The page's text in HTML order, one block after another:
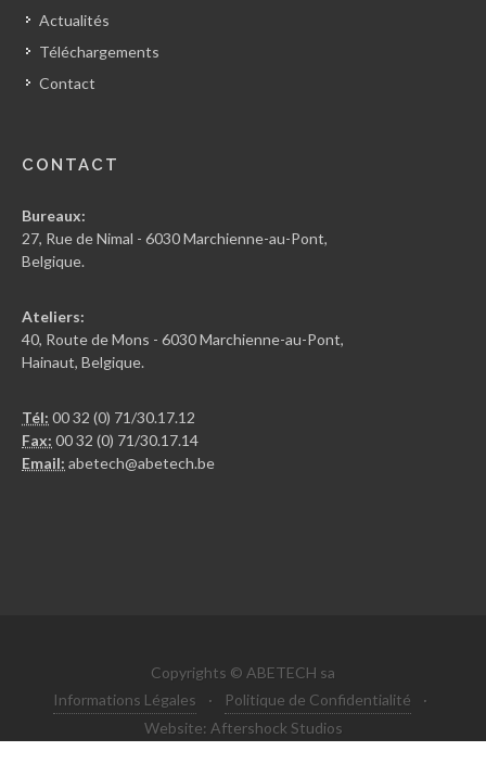
Actualités
Téléchargements
Contact
CONTACT
Bureaux:
27, Rue de Nimal - 6030 Marchienne-au-Pont,
Belgique.
Ateliers:
40, Route de Mons - 6030 Marchienne-au-Pont,
Hainaut, Belgique.
Tél: 00 32 (0) 71/30.17.12
Fax: 00 32 (0) 71/30.17.14
Email: abetech@abetech.be
Copyrights © ABETECH sa
Informations Légales
· Politique de Confidentialité
·
Website: Aftershock Studios